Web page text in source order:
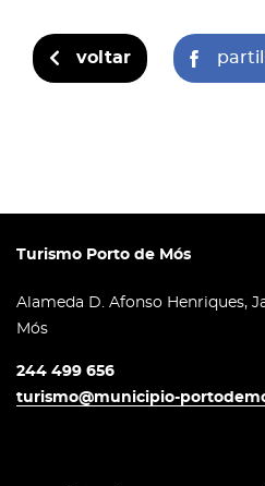
voltar
Turismo Porto de Mós
Alameda D. Afonso Henriques,
Mós
244 499 656
turismo@municipio-